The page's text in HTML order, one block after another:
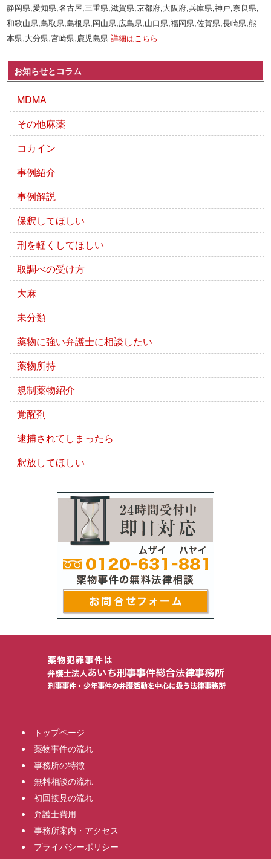
静岡県,愛知県,名古屋,三重県,滋賀県,京都府,大阪府,兵庫県,神戸,奈良県,
和歌山県,鳥取県,島根県,岡山県,広島県,山口県,福岡県,佐賀県,長崎県,熊
本県,大分県,宮崎県,鹿児島県詳細はこちら
お知らせとコラム
MDMA
その他麻薬
コカイン
事例紹介
事例解説
保釈してほしい
刑を軽くしてほしい
取調べの受け方
大麻
未分類
薬物に強い弁護士に相談したい
薬物所持
規制薬物紹介
覚醒剤
逮捕されてしまったら
釈放してほしい
トップページ
薬物事件の流れ
事務所の特徴
無料相談の流れ
初回接見の流れ
弁護士費用
事務所案内・アクセス
プライバシーポリシー